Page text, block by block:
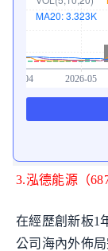
3.泓德能源（
在經歷創新板1
公司海內外佈